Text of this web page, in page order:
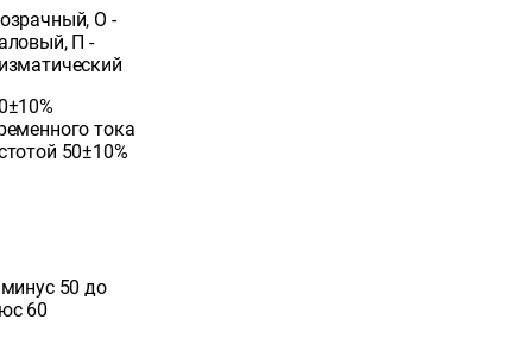
О -
П -
тока
50±10%
50 до
60